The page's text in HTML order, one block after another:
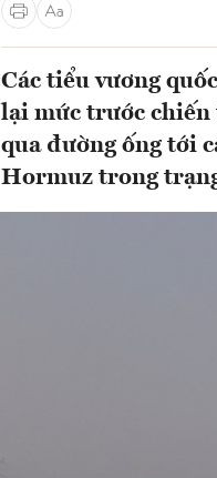
Các tiểu vương
lại mức trước chiến
qua đường ống tới
Hormuz trong